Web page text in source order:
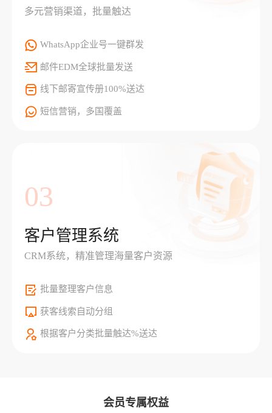
多元营销渠道，批量触达
WhatsApp企业号一键群发
邮件EDM全球批量发送
线下邮寄宣传册100%送达
短信营销，多国覆盖
03
客户管理系统
CRM系统，精准管理海量客户资源
批量整理客户信息
获客线索自动分组
根据客户分类批量触达%送达
会员专属权益